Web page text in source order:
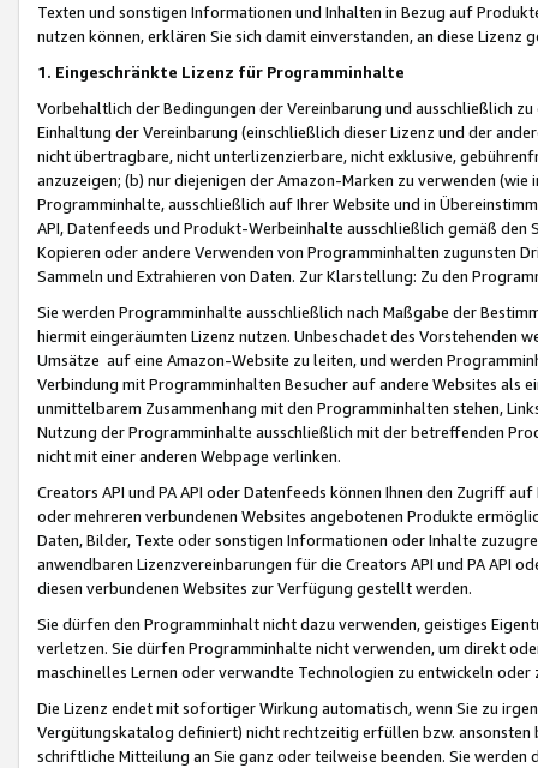
Texten und sonstigen Informationen und Inhalten in Bezug auf
nutzen können, erklären Sie sich damit einverstanden, an diese Lizenz
1. Eingeschränkte Lizenz für Programminhalte
Vorbehaltlich der Bedingungen der Vereinbarung und ausschließlich
Einhaltung der Vereinbarung (einschließlich dieser Lizenz und der
nicht übertragbare, nicht unterlizenzierbare, nicht exklusive,
anzuzeigen; (b) nur diejenigen der Amazon-Marken zu verwenden
Programminhalte, ausschließlich auf Ihrer Website und in
API, Datenfeeds und Produkt-Werbeinhalte ausschließlich gemäß
Kopieren oder andere Verwenden von Programminhalten zugunsten
Sammeln und Extrahieren von Daten. Zur Klarstellung: Zu den
Sie werden Programminhalte ausschließlich nach Maßgabe der
hiermit eingeräumten Lizenz nutzen. Unbeschadet des Vorstehenden
Umsätze auf eine Amazon-Website zu leiten, und werden
Verbindung mit Programminhalten Besucher auf andere Websites als
unmittelbarem Zusammenhang mit den Programminhalten stehen,
Nutzung der Programminhalte ausschließlich mit der betreffenden
nicht mit einer anderen Webpage verlinken.
Creators API und PA API oder Datenfeeds können Ihnen den Zugriff
oder mehreren verbundenen Websites angebotenen Produkte
Daten, Bilder, Texte oder sonstigen Informationen oder Inhalte
anwendbaren Lizenzvereinbarungen für die Creators API und PA API
diesen verbundenen Websites zur Verfügung gestellt werden.
Sie dürfen den Programminhalt nicht dazu verwenden, geistiges
verletzen. Sie dürfen Programminhalte nicht verwenden, um direkt
maschinelles Lernen oder verwandte Technologien zu entwickeln
Die Lizenz endet mit sofortiger Wirkung automatisch, wenn Sie zu
Vergütungskatalog definiert) nicht rechtzeitig erfüllen bzw. ansonsten
schriftliche Mitteilung an Sie ganz oder teilweise beenden. Sie werden